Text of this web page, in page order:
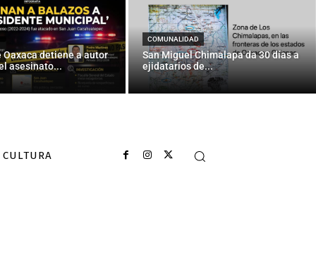
Oaxaca detiene a autor
asesinato...
COMUNALIDAD
San Miguel Chimalapa da 30 días a
ejidatarios de...
CULTURA